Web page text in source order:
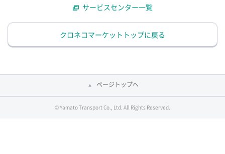
サービスセンター一覧
クロネコマーケットトップに戻る
ページトップへ
© Yamato Transport Co., Ltd. All Rights Reserved.